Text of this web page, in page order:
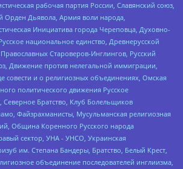
рабочая партия России, Славянский союз,
Орден Дьявола, Армия воли народа,
Инициатива города Череповца, Духовно-
национальное единство, Древнерусской
Староверов-Инглингов, Русский
Движение против нелегальной иммиграции,
совести и о религиозных объединениях, Омская
политического движения Русское
Северное Братство, Клуб Болельщиков
Файзрахманисты, Мусульманская религиозная
Община Коренного Русского народа
сектор, УНА - УНСО, Украинская
им. Степана Бандеры, Братство, Белый Крест,
объединение последователей инглиизма,